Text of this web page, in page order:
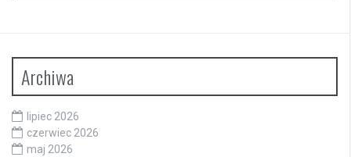
Archiwa
lipiec 2026
czerwiec 2026
maj 2026